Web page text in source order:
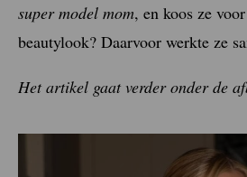
super model mom, en koos ze
beautylook? Daarvoor werkte ze
Het artikel gaat verder onder de